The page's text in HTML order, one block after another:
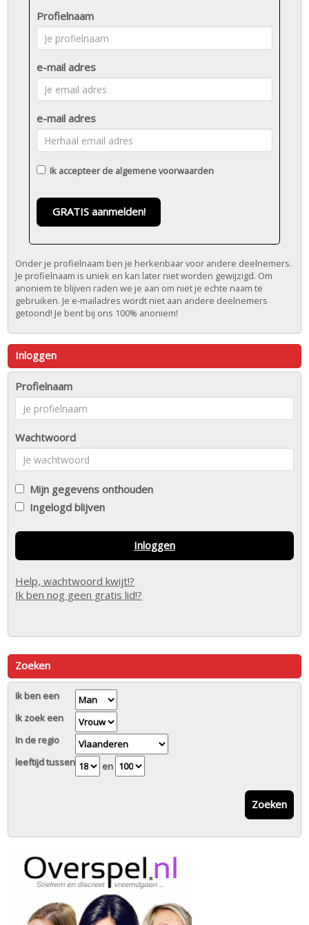
Profielnaam
e-mail adres
e-mail adres
Ik accepteer de algemene voorwaarden
GRATIS aanmelden!
Onder je profielnaam ben je herkenbaar voor andere deelnemers.
Je profielnaam is uniek en kan later niet worden gewijzigd. Om
anoniem te blijven raden we je aan om niet je echte naam te
gebruiken. Je e-mailadres wordt niet aan andere deelnemers
getoond! Je bent bij ons 100% anoniem!
Inloggen
Profielnaam
Wachtwoord
Mijn gegevens onthouden
Ingelogd blijven
Inloggen
Help, wachtwoord kwijt!?
Ik ben nog geen gratis lid!?
Zoeken
Ik ben een
Ik zoek een
In de regio
leeftijd tussen
en
Zoeken